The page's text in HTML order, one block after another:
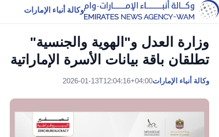
وكالة أنباء الإمارات
وزارة العدل و"الهوية والجنسية"
تطلقان باقة بيانات الأسرة الإماراتية
وكالة أنباء الإمارات2026-01-13T12:04:16+04:00